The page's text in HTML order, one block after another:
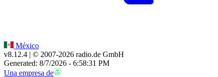
México
v8.12.4 | © 2007-2026 radio.de GmbH
Generated: 8/7/2026 - 6:58:31 PM
Una empresa de